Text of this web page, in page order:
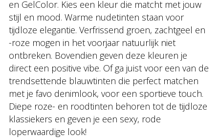
en GelColor. Kies een kleur die matcht met jouw
stijl en mood. Warme nudetinten staan voor
tijdloze elegantie. Verfrissend groen, zachtgeel en
-roze mogen in het voorjaar natuurlijk niet
ontbreken. Bovendien geven deze kleuren je
direct een positive vibe. Of ga juist voor een van de
trendsettende blauwtinten die perfect matchen
met je favo denimlook, voor een sportieve touch.
Diepe roze- en roodtinten behoren tot de tijdloze
klassiekers en geven je een sexy, rode
loperwaardige look!